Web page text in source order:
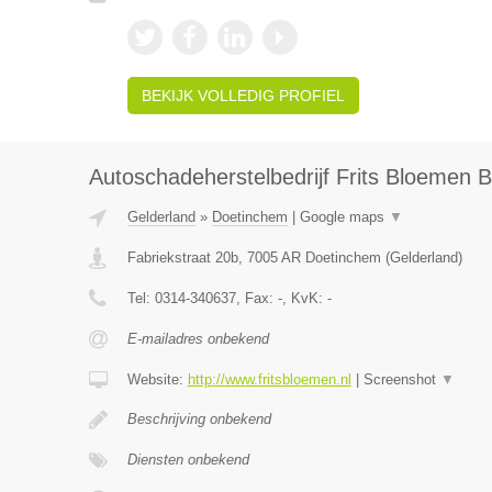
BEKIJK VOLLEDIG PROFIEL
Autoschadeherstelbedrijf Frits Bloemen
Gelderland » Doetinchem Google maps ▼
Fabriekstraat 20b, 7005 AR Doetinchem (Gelderland)
Tel: 0314-340637, Fax: -, KvK: -
E-mailadres onbekend
Website: http://www.fritsbloemen.nl Screenshot ▼
Beschrijving onbekend
Diensten onbekend